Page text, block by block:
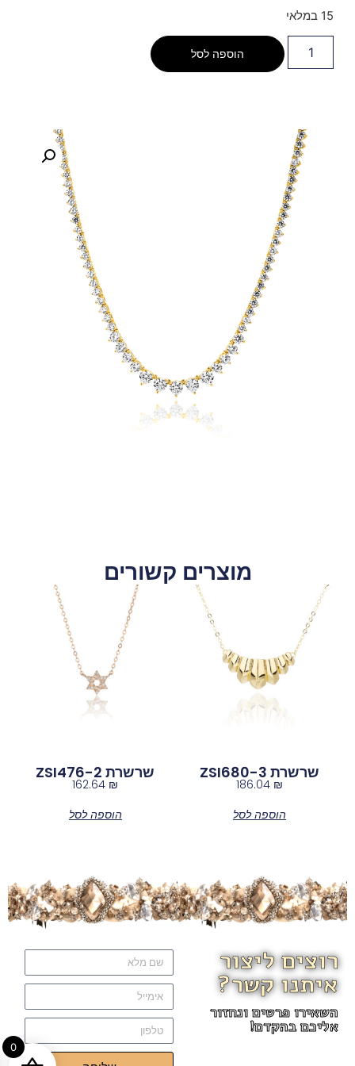
15 במלאי
הוספה לסל
מוצרים קשורים
שרשרת ZSI680-3
186.04 ₪
הוספה לסל
שרשרת ZSI476-2
162.64 ₪
הוספה לסל
רוצים ליצור
איתנו קשר?
השאירו פרטים ונחזור
אליכם בהקדם!
0